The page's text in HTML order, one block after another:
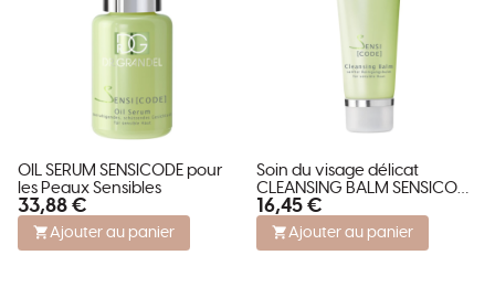
OIL SERUM SENSICODE pour
les Peaux Sensibles
33,88 €
Ajouter au panier
Soin du visage délicat
CLEANSING BALM SENSICODE
pour Peaux Sensibles
16,45 €
Ajouter au panier